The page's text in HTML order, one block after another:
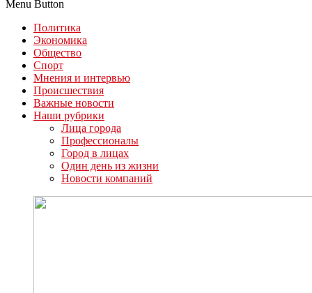
Menu Button
Политика
Экономика
Общество
Спорт
Мнения и интервью
Происшествия
Важные новости
Наши рубрики
Лица города
Профессионалы
Город в лицах
Один день из жизни
Новости компаний